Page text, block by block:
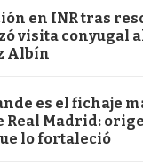
en INR tras
visita conyugal
Albín
es el fichaje
Real Madrid:
lo fortaleció